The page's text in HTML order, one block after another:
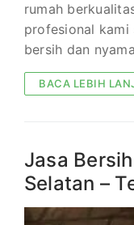
rumah
profesional kami
bersih dan
BACA LEBIH
Jasa
Selatan –